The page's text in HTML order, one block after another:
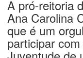
A pró-reitoria
Ana Carolina
que é um
participar